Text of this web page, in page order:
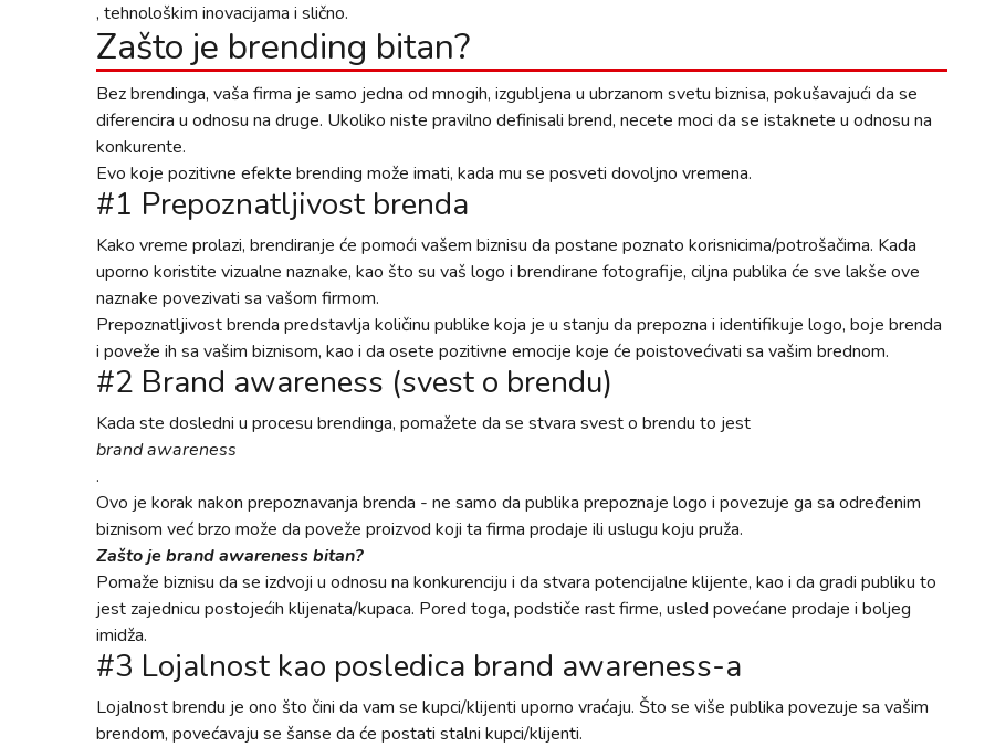
, tehnološkim inovacijama i slično.
Zašto je brending bitan?
Bez brendinga, vaša firma je samo jedna od mnogih, izgubljena u ubrzanom svetu biznisa, pokušavajući da se
diferencira u odnosu na druge. Ukoliko niste pravilno definisali brend, necete moci da se istaknete u odnosu na
konkurente.
Evo koje pozitivne efekte brending može imati, kada mu se posveti dovoljno vremena.
#1 Prepoznatljivost brenda
Kako vreme prolazi, brendiranje će pomoći vašem biznisu da postane poznato korisnicima/potrošačima. Kada
uporno koristite vizualne naznake, kao što su vaš logo i brendirane fotografije, ciljna publika će sve lakše ove
naznake povezivati sa vašom firmom.
Prepoznatljivost brenda predstavlja količinu publike koja je u stanju da prepozna i identifikuje logo, boje brenda
i poveže ih sa vašim biznisom, kao i da osete pozitivne emocije koje će poistovećivati sa vašim brednom.
#2 Brand awareness (svest o brendu)
Kada ste dosledni u procesu brendinga, pomažete da se stvara svest o brendu to jest
brand awareness
.
Ovo je korak nakon prepoznavanja brenda - ne samo da publika prepoznaje logo i povezuje ga sa određenim
biznisom već brzo može da poveže proizvod koji ta firma prodaje ili uslugu koju pruža.
Zašto je brand awareness bitan?
Pomaže biznisu da se izdvoji u odnosu na konkurenciju i da stvara potencijalne klijente, kao i da gradi publiku to
jest zajednicu postojećih klijenata/kupaca. Pored toga, podstiče rast firme, usled povećane prodaje i boljeg
imidža.
#3 Lojalnost kao posledica brand awareness-a
Lojalnost brendu je ono što čini da vam se kupci/klijenti uporno vraćaju. Što se više publika povezuje sa vašim
brendom, povećavaju se šanse da će postati stalni kupci/klijenti.